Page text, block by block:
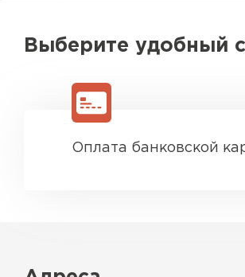
Выберите удобный
Оплата банковской